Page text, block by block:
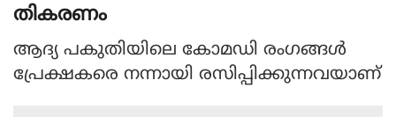
തികരണം
ആദ്യ പകുതിയിലെ കോമഡി രംഗങ്ങള്‍
പ്രേക്ഷകരെ നന്നായി രസിപ്പിക്കുന്നവയാണ്